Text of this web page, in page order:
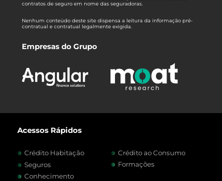
contratos de seguro em nome das seguradoras.
Nenhum conteúdo deste site dispensa a leitura da informação pré-
contratual e contratual legalmente exigida.
Empresas do Grupo
Acessos Rápidos
Crédito Habitação
Crédito ao Consumo
Seguros
Formações
Conhecimento